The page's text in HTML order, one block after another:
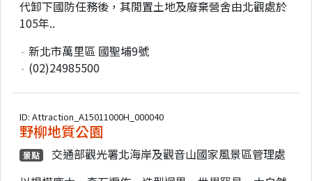
代卸下國防任務後，其閒置土地及廢棄營舍由北觀處於
105年..
新北市萬里區 國聖埔9號
(02)24985500
ID: Attraction_A15011000H_000040
野柳地質公園
景點
交通部觀光署北海岸及觀音山國家風景區管理處